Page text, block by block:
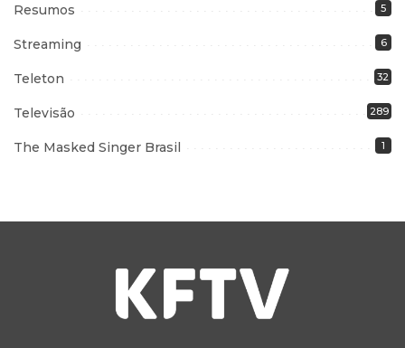
Resumos 5
Streaming 6
Teleton 32
Televisão 289
The Masked Singer Brasil 1